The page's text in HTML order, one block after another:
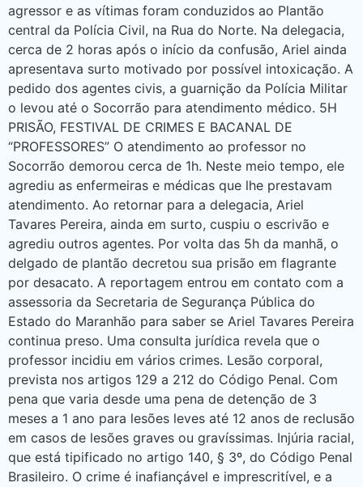
agressor e as vítimas foram conduzidos ao Plantão
central da Polícia Civil, na Rua do Norte. Na delegacia,
cerca de 2 horas após o início da confusão, Ariel ainda
apresentava surto motivado por possível intoxicação. A
pedido dos agentes civis, a guarnição da Polícia Militar
o levou até o Socorrão para atendimento médico. 5H
PRISÃO, FESTIVAL DE CRIMES E BACANAL DE
“PROFESSORES” O atendimento ao professor no
Socorrão demorou cerca de 1h. Neste meio tempo, ele
agrediu as enfermeiras e médicas que lhe prestavam
atendimento. Ao retornar para a delegacia, Ariel
Tavares Pereira, ainda em surto, cuspiu o escrivão e
agrediu outros agentes. Por volta das 5h da manhã, o
delgado de plantão decretou sua prisão em flagrante
por desacato. A reportagem entrou em contato com a
assessoria da Secretaria de Segurança Pública do
Estado do Maranhão para saber se Ariel Tavares Pereira
continua preso. Uma consulta jurídica revela que o
professor incidiu em vários crimes. Lesão corporal,
prevista nos artigos 129 a 212 do Código Penal. Com
pena que varia desde uma pena de detenção de 3
meses a 1 ano para lesões leves até 12 anos de reclusão
em casos de lesões graves ou gravíssimas. Injúria racial,
que está tipificado no artigo 140, § 3º, do Código Penal
Brasileiro. O crime é inafiançável e imprescritível, e a